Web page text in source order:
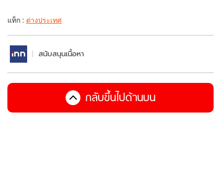
แท็ก : ต่างประเทศ
สนับสนุนเนื้อหา
กลับขึ้นไปด้านบน